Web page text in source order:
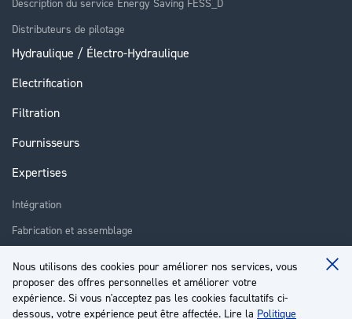
Nous utilisons des cookies pour améliorer nos services, vous
proposer des offres personnelles et améliorer votre
expérience. Si vous n'acceptez pas les cookies facultatifs ci-
dessous, votre expérience peut être affectée. Lire la Politique
Description du service Energy Saving FESS_D
Distributeurs de pilotage
Hydraulique / Électro-Hydraulique
Electrification
Filtration
Fournisseurs
Expertises
Intégration
Fabrication et assemblage
Réparation
Formation